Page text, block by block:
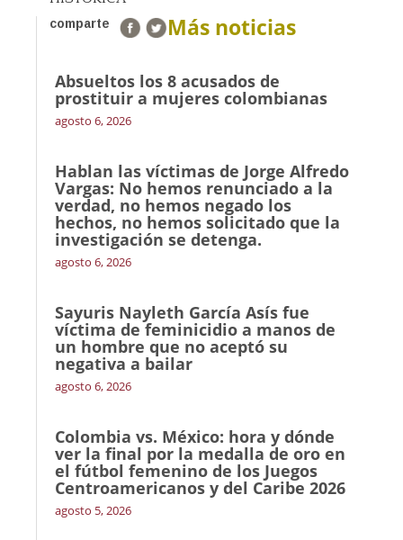
comparte Más noticias
Absueltos los 8 acusados de
prostituir a mujeres colombianas
agosto 6, 2026
Hablan las víctimas de Jorge Alfredo
Vargas: No hemos renunciado a la
verdad, no hemos negado los
hechos, no hemos solicitado que la
investigación se detenga.
agosto 6, 2026
Sayuris Nayleth García Asís fue
víctima de feminicidio a manos de
un hombre que no aceptó su
negativa a bailar
agosto 6, 2026
Colombia vs. México: hora y dónde
ver la final por la medalla de oro en
el fútbol femenino de los Juegos
Centroamericanos y del Caribe 2026
agosto 5, 2026